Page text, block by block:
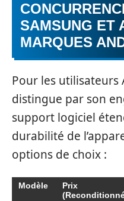
SAMSUNG ET
MARQUES
Pour les utilisateurs
distingue par son
support logiciel
durabilité de
options de choix :
Modèle
Prix